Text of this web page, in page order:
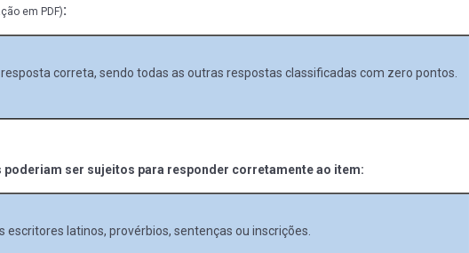
em PDF):
correta, sendo todas as outras respostas classificadas com zero pontos.
ser sujeitos para responder corretamente ao item:
latinos, provérbios, sentenças ou inscrições.